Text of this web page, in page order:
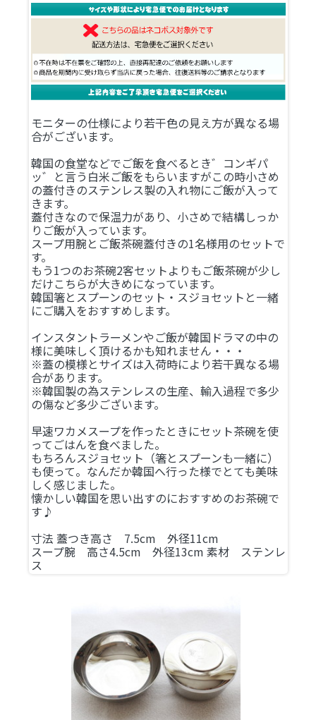
モニターの仕様により若干色の見え方が異なる場
合がございます。
韓国の食堂などでご飯を食べるとき゛コンギパ
ッ゛と言う白米ご飯をもらいますがこの時小さめ
の蓋付きのステンレス製の入れ物にご飯が入って
きます。
蓋付きなので保温力があり、小さめで結構しっか
りご飯が入っています。
スープ用腕とご飯茶碗蓋付きの1名様用のセットで
す。
もう1つのお茶碗2客セットよりもご飯茶碗が少し
だけこちらが大きめになっています。
韓国箸とスプーンのセット・スジョセットと一緒
にご購入をおすすめします。
インスタントラーメンやご飯が韓国ドラマの中の
様に美味しく頂けるかも知れません・・・
※蓋の模様とサイズは入荷時により若干異なる場
合があります。
※韓国製の為ステンレスの生産、輸入過程で多少
の傷など多少ございます。
早速ワカメスープを作ったときにセット茶碗を使
ってごはんを食べました。
もちろんスジョセット（箸とスプーンも一緒に）
も使って。なんだか韓国へ行った様でとても美味
しく感じました。
懐かしい韓国を思い出すのにおすすめのお茶碗で
す♪
寸法 蓋つき高さ 7.5cm 外径11cm
スープ腕 高さ4.5cm 外径13cm 素材 ステンレ
ス